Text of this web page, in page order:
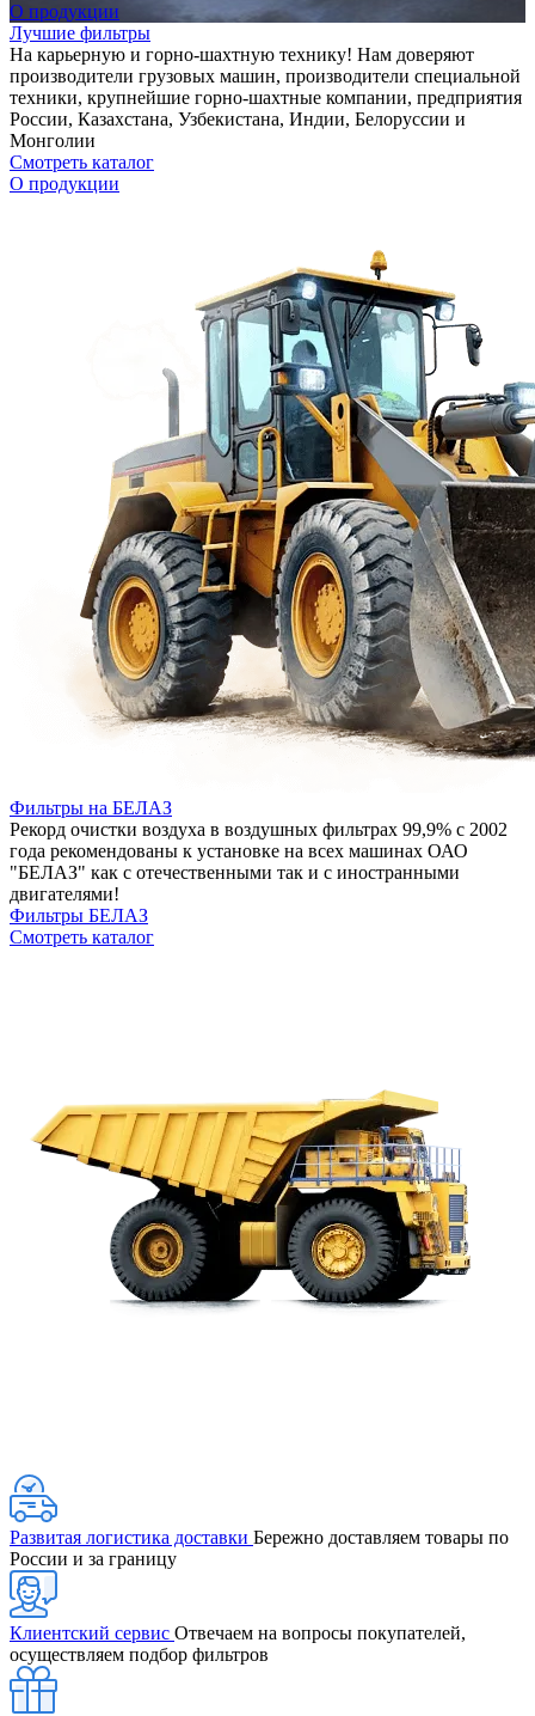
О продукции
Лучшие фильтры
На карьерную и горно-шахтную технику! Нам доверяют
производители грузовых машин, производители специальной
техники, крупнейшие горно-шахтные компании, предприятия
России, Казахстана, Узбекистана, Индии, Белоруссии и
Монголии
Смотреть каталог
О продукции
Фильтры на БЕЛАЗ
Рекорд очистки воздуха в воздушных фильтрах 99,9% с 2002
года рекомендованы к установке на всех машинах ОАО
"БЕЛАЗ" как с отечественными так и с иностранными
двигателями!
Фильтры БЕЛАЗ
Смотреть каталог
Развитая логистика доставки Бережно доставляем товары по
России и за границу
Клиентский сервис Отвечаем на вопросы покупателей,
осуществляем подбор фильтров